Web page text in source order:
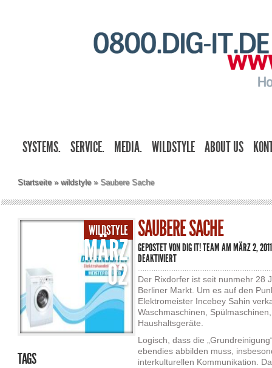
SYSTEMS. SERVICE. MEDIA. WILDSTYLE ABOUT US
Startseite » wildstyle »Saubere Sache
WILDSTYLE
MÄRZ
02
TAGS
SAUBERE SACHE
GEPOSTET VONDIG IT! TEAMAM MÄRZ 2,
DEAKTIVIERTFÜR
SAUBERE
SACHE
Der Rixdorfer ist seit nunmehr 28
Berliner Markt. Um es auf den
Elektromeister Incebey Sahin
Waschmaschinen,
Haushaltsgeräte.
Logisch, dass die
ebendies abbilden muss,
interkulturellen Kommunikation.